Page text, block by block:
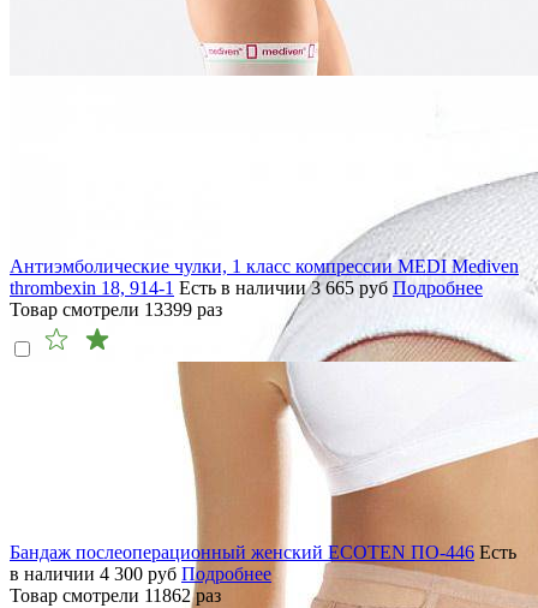
Антиэмболические чулки, 1 класс компрессии MEDI Mediven
thrombexin 18, 914-1 Есть в наличии 3 665 руб Подробнее
Товар смотрели 13399 раз
Бандаж послеоперационный женский ECOTEN ПО-446 Есть
в наличии 4 300 руб Подробнее
Товар смотрели 11862раз